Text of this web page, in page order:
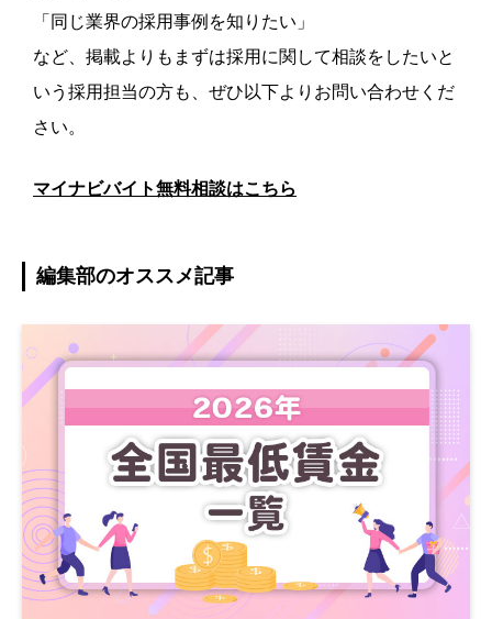
「同じ業界の採用事例を知りたい」
など、掲載よりもまずは採用に関して相談をしたいと
いう採用担当の方も、ぜひ以下よりお問い合わせくだ
さい。
マイナビバイト無料相談はこちら
編集部のオススメ記事